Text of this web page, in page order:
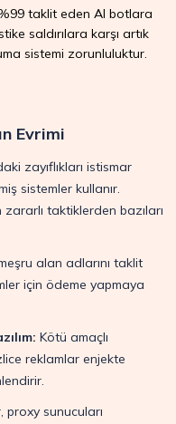
taklit eden AI botlara
saldırılara karşı artık
sistemi zorunluluktur.
Evrimi
zayıflıkları istismar
sistemler kullanır.
taktiklerden bazıları
alan adlarını taklit
için ödeme yapmaya
Kötü amaçlı
reklamlar enjekte
proxy sunucuları